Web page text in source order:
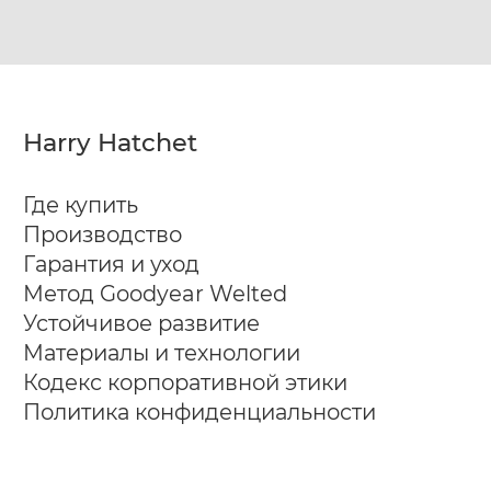
Harry Hatchet
Где купить
Производство
Гарантия и уход
Метод Goodyear Welted
Устойчивое развитие
Материалы и технологии
Кодекс корпоративной этики
Политика конфиденциальности